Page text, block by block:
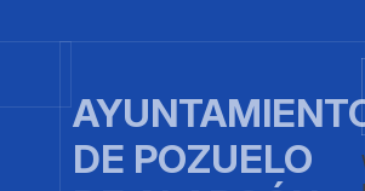
DE POZUELO